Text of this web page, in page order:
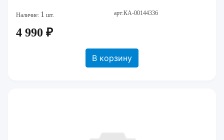
Наличие: 1 шт. арт:КА-00144336
4 990 ₽
В корзину